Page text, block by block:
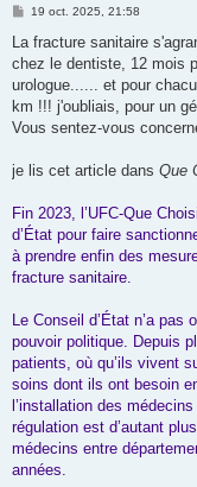
M
s
a
g
19 oct. 2025, 21:58
La fracture sanitaire
chez le dentiste, 12 mois
urologue...... et pour
km !!! j'oubliais, pour un
Vous sentez-vous
je lis cet article dans Que
Fin 2023, l’UFC-Que
d’État pour faire
à prendre enfin des
fracture sanitaire.
Le Conseil d’État n’a
pouvoir politique. Depuis
patients, où qu’ils vivent
soins dont ils ont besoin
l’installation des
régulation est d’autant
médecins entre
années.